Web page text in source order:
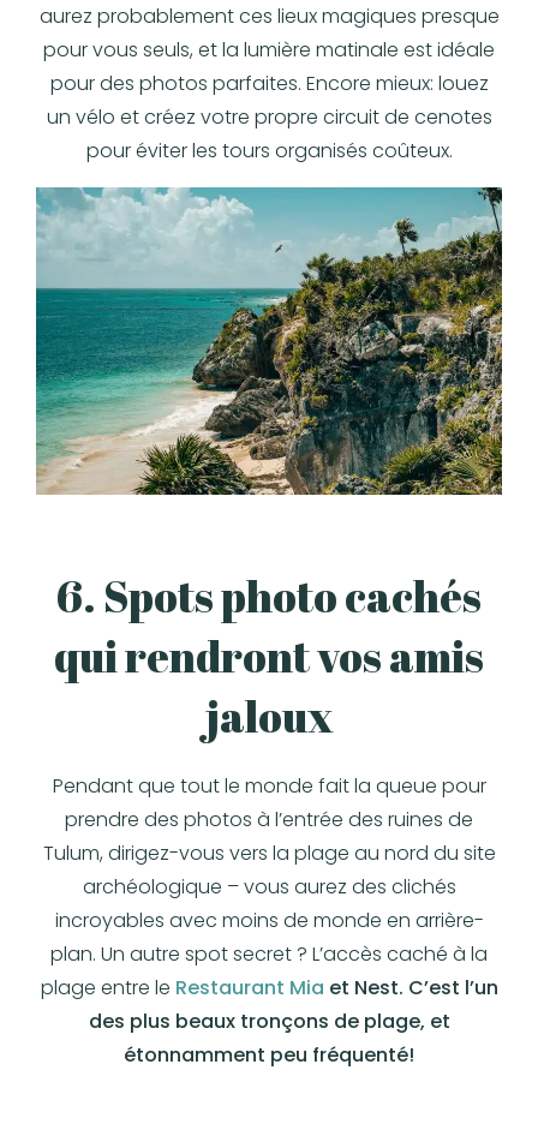
aurez probablement ces lieux magiques presque
pour vous seuls, et la lumière matinale est idéale
pour des photos parfaites. Encore mieux: louez
un vélo et créez votre propre circuit de cenotes
pour éviter les tours organisés coûteux.
6. Spots photo cachés
qui rendront vos amis
jaloux
Pendant que tout le monde fait la queue pour
prendre des photos à l’entrée des ruines de
Tulum, dirigez-vous vers la plage au nord du site
archéologique – vous aurez des clichés
incroyables avec moins de monde en arrière-
plan. Un autre spot secret ? L’accès caché à la
plage entre le Restaurant Mia et Nest. C’est l’un
des plus beaux tronçons de plage, et
étonnamment peu fréquenté!